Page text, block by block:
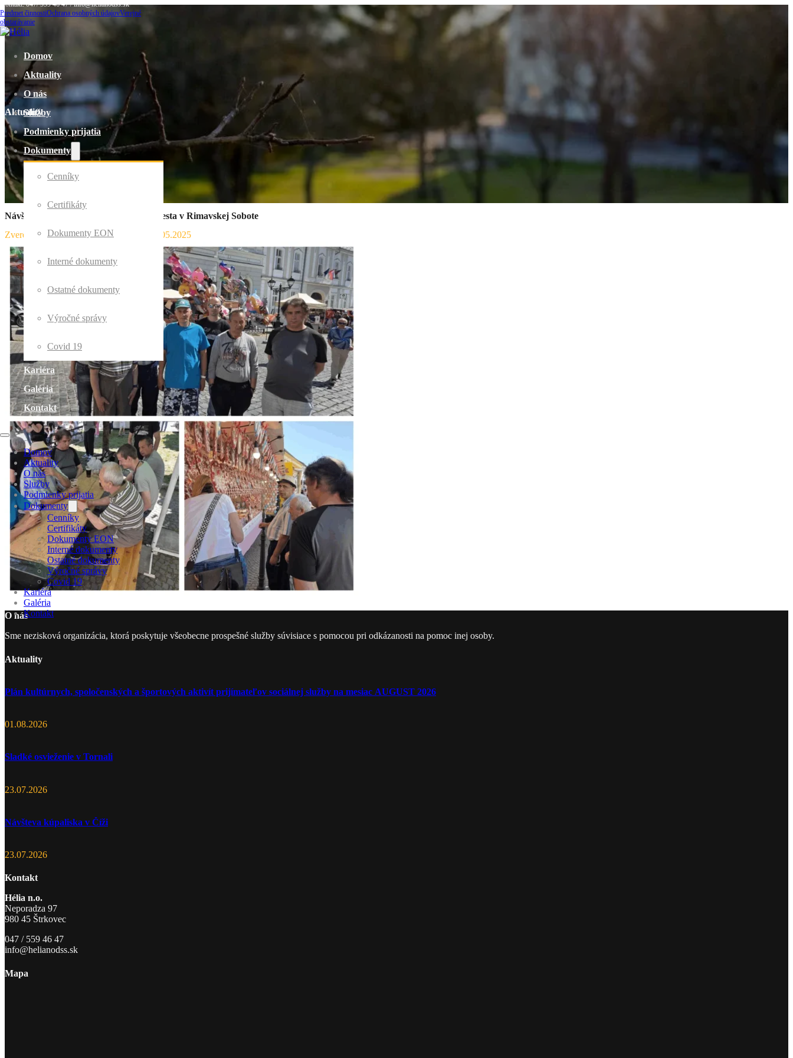
Kontakt: 047/ 559 46 47 / info@helianodss.sk
Predmet činnostiOchrana osobných údajovVerejné
obstarávanie
Domov
Aktuality
O nás
Služby
Podmienky prijatia
Dokumenty
Cenníky
Certifikáty
Dokumenty EON
Interné dokumenty
Ostatné dokumenty
Výročné správy
Covid 19
Kariéra
Galéria
Kontakt
Domov
Aktuality
O nás
Služby
Podmienky prijatia
Dokumenty
Cenníky
Certifikáty
Dokumenty EON
Interné dokumenty
Ostatné dokumenty
Výročné správy
Covid 19
Kariéra
Galéria
Kontakt
Aktuality
Návšteva jarmoku pri príležitosti dni mesta v Rimavskej Sobote
Zverejnil Domov sociálnych služieb
05.05.2025
O nás
Sme nezisková organizácia, ktorá poskytuje všeobecne prospešné služby súvisiace s pomocou pri odkázanosti na pomoc inej osoby.
Aktuality
Plán kultúrnych, spoločenských a športových aktivít prijímateľov sociálnej služby na mesiac AUGUST 2026
01.08.2026
Sladké osvieženie v Tornali
23.07.2026
Návšteva kúpaliska v Číži
23.07.2026
Kontakt
Hélia n.o.
Neporadza 97
980 45 Štrkovec
047 / 559 46 47
info@helianodss.sk
Mapa